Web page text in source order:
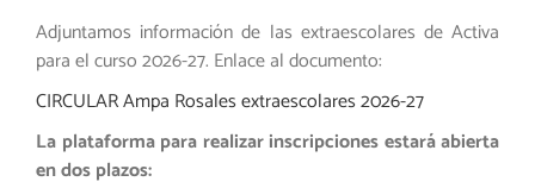
Adjuntamos información de las extraescolares de Activa
para el curso 2026-27. Enlace al documento:
CIRCULAR Ampa Rosales extraescolares 2026-27
La plataforma para realizar inscripciones estará abierta
en dos plazos: